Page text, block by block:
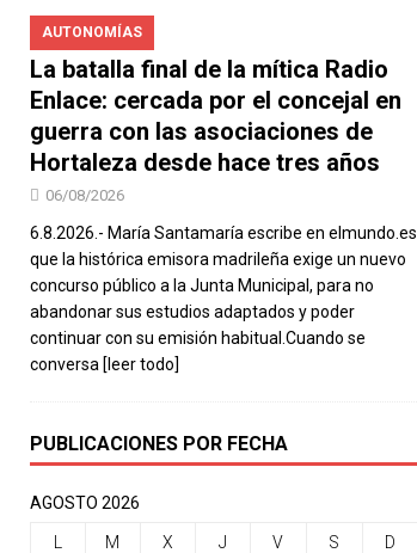
AUTONOMÍAS
La batalla final de la mítica Radio
Enlace: cercada por el concejal en
guerra con las asociaciones de
Hortaleza desde hace tres años
06/08/2026
6.8.2026.- María Santamaría escribe en elmundo.es
que la histórica emisora madrileña exige un nuevo
concurso público a la Junta Municipal, para no
abandonar sus estudios adaptados y poder
continuar con su emisión habitual.Cuando se
conversa [leer todo]
PUBLICACIONES POR FECHA
AGOSTO 2026
L M X J V S D